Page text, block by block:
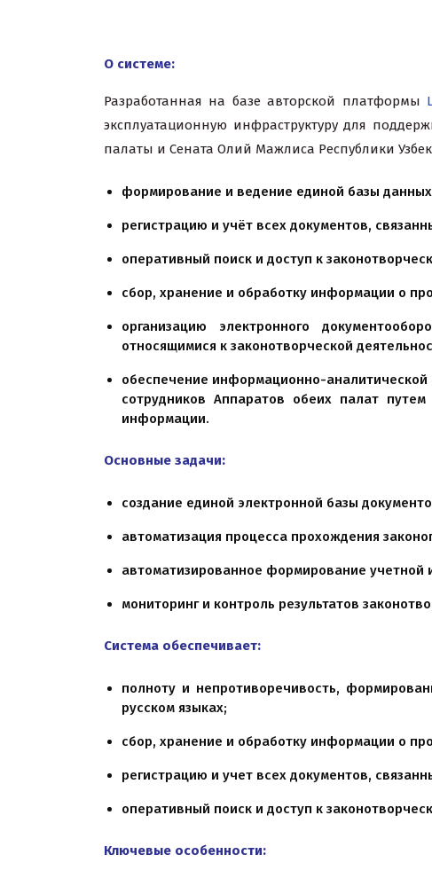
О системе:
Разработанная на базе авторской платформы
эксплуатационную инфраструктуру для
палаты и Сената Олий Мажлиса Республики
формирование и ведение единой базы
регистрацию и учёт всех документов,
оперативный поиск и доступ к
сбор, хранение и обработку информации о
организацию электронного
относящимися к законотворческой
обеспечение информационно-аналитической
сотрудников Аппаратов обеих палат
информации.
Основные задачи:
создание единой электронной базы
автоматизация процесса прохождения
автоматизированное формирование
мониторинг и контроль результатов
Система обеспечивает:
полноту и непротиворечивость,
русском языках;
сбор, хранение и обработку информации о
регистрацию и учет всех документов,
оперативный поиск и доступ к
Ключевые особенности: